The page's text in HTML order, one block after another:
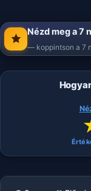
Nézd meg a 7
— koppintson a 7